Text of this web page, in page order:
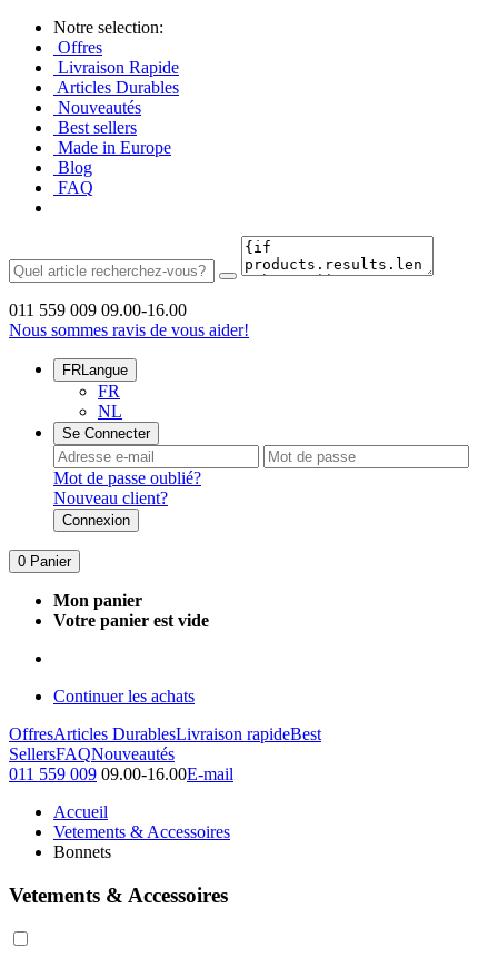
Notre selection:
Offres
Livraison Rapide
Articles Durables
Nouveautés
Best sellers
Made in Europe
Blog
FAQ
011 559 009 09.00-16.00
Nous sommes ravis de vous aider!
FRLangue
FR
NL
Se Connecter
Mot de passe oublié?
Nouveau client?
Connexion
0 Panier
Mon panier
Votre panier est vide
Continuer les achats
OffresArticles DurablesLivraison rapideBest
SellersFAQNouveautés
011 559 009 09.00-16.00E-mail
Accueil
Vetements & Accessoires
Bonnets
Vetements & Accessoires